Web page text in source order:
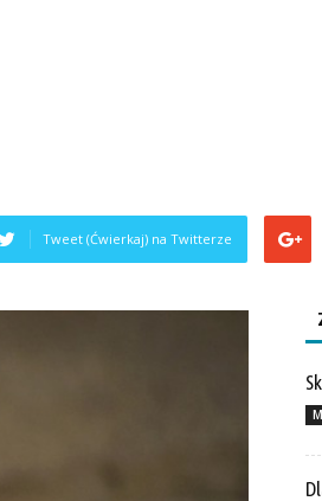
Tweet (Ćwierkaj) na Twitterze